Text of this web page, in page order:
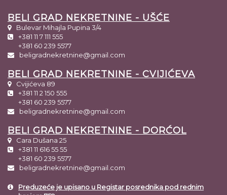
BELI GRAD NEKRETNINE - UŠĆE
Bulevar Mihajla Pupina 3/4
+381 11 7 111 555
+381 60 239 5577
beligradnekretnine@gmail.com
BELI GRAD NEKRETNINE - CVIJIĆEVA
Cvijićeva 89
+381 11 2 150 555
+381 60 239 5577
beligradnekretnine@gmail.com
BELI GRAD NEKRETNINE - DORĆOL
Cara Dušana 25
+381 11 616 55 55
+381 60 239 5577
beligradnekretnine@gmail.com
Preduzeće je upisano u Registar posrednika pod rednim